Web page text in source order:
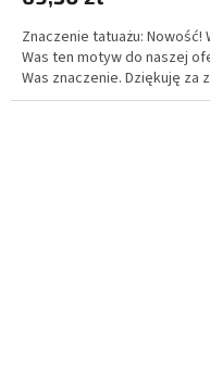
Znaczenie tatuażu:
Was ten motyw do naszej
Was znaczenie. Dziękuję za